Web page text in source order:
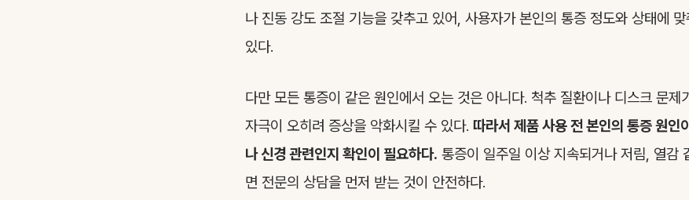
나 진동 강도 조절 기능을 갖추고 있어, 사용자가 본인의 통증 정도와 상태에
있다.
다만 모든 통증이 같은 원인에서 오는 것은 아니다. 척추 질환이나 디스크 문제
자극이 오히려 증상을 악화시킬 수 있다. 따라서 제품 사용 전 본인의 통증 원인
나 신경 관련인지 확인이 필요하다. 통증이 일주일 이상 지속되거나 저림, 열감
면 전문의 상담을 먼저 받는 것이 안전하다.